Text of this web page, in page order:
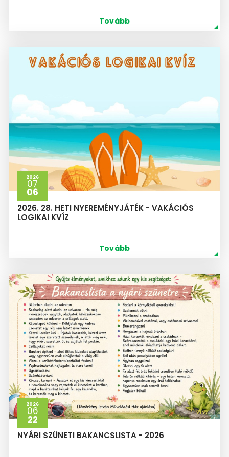
Tovább
2026
07
06
2026. 28. HETI NYEREMÉNYJÁTÉK - VAKÁCIÓS
LOGIKAI KVÍZ
Tovább
2026
06
22
NYÁRI SZÜNETI BAKANCSLISTA - 2026